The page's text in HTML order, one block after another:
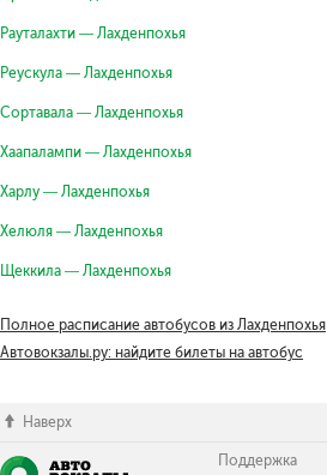
Рауталахти — Лахденпохья
Реускула — Лахденпохья
Сортавала — Лахденпохья
Хаапалампи — Лахденпохья
Харлу — Лахденпохья
Хелюля — Лахденпохья
Щеккила — Лахденпохья
Полное расписание автобусов из Лахденпохья
Автовокзалы.ру: найдите билеты на автобус
Наверх
Поддержка